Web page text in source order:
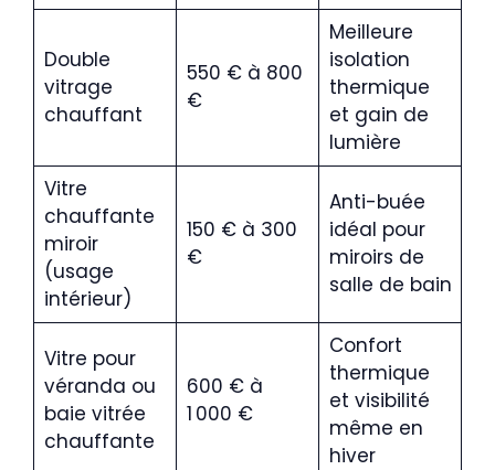
Double
vitrage
chauffant
550 € à 800
€
Meilleure
isolation
thermique
et gain de
lumière
Vitre
chauffante
miroir
(usage
intérieur)
150 € à 300
€
Anti-buée
idéal pour
miroirs de
salle de bain
Vitre pour
véranda ou
baie vitrée
chauffante
600 € à
1 000 €
Confort
thermique
et visibilité
même en
hiver